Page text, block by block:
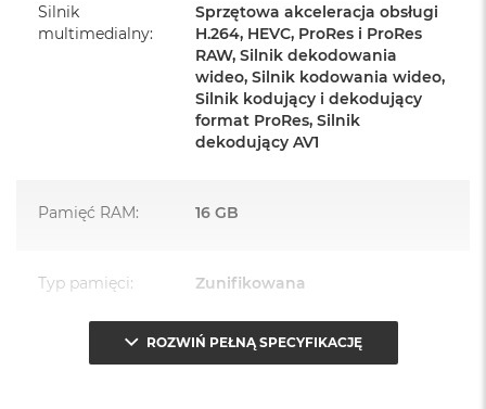
Przewód USB‑C do ładowania
PASUJE WSZĘDZIE– Ten zaskakująco smukły, dostępny w
zrobisz więcej szybciej. Bawisz się czy pracujesz, edytujesz
Silnik
multimedialny:
Sprzętowa akceleracja obsługi
H.264, HEVC, ProRes i ProRes
RAW, Silnik dekodowania
wideo, Silnik kodowania wideo,
Silnik kodujący i dekodujący
format ProRes, Silnik
dekodujący AV1
Pamięć RAM: 16 GB
Typ pamięci: Zunifikowana
Przepustowość
120 GB/s
ROZWIŃ PEŁNĄ SPECYFIKACJĘ